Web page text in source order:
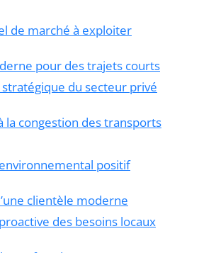
de marché à exploiter
pour des trajets courts
du secteur privé
la congestion des transports
positif
clientèle moderne
des besoins locaux